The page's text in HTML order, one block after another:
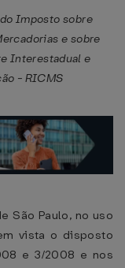
Imposto sobre
e sobre
Interestadual e
- RICMS
São Paulo, no uso
vista o disposto
e 3/2008 e nos